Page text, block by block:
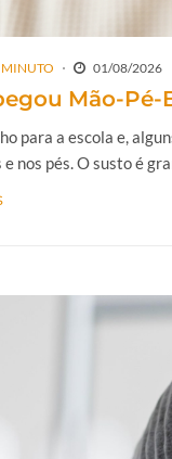
MINUTO 01/08/2026
Mão-Pé-
para a escola e,
nos pés. O susto é